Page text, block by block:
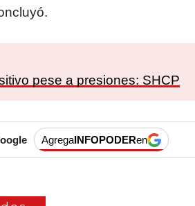
pese a presiones: SHCP
AgregaINFOPODERen